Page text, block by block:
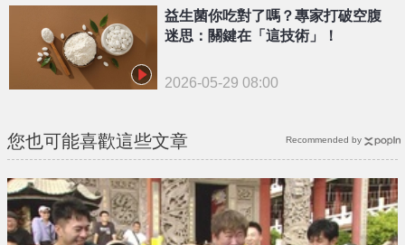
益生菌你吃對了嗎？專家打破空腹
迷思：關鍵在「這技術」！
2026-05-29 08:00
您也可能喜歡這些文章 Recommended by